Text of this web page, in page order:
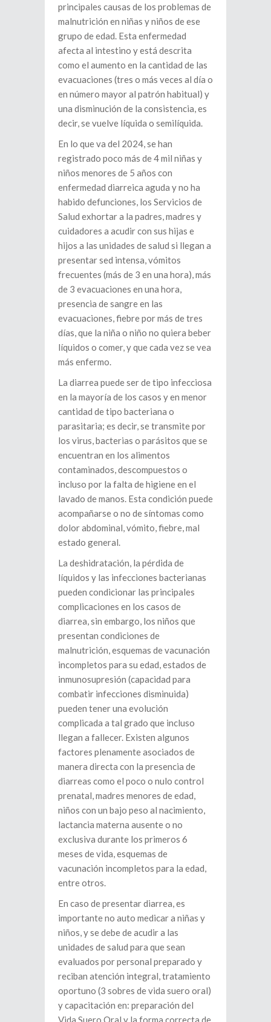
principales causas de los problemas de
malnutrición en niñas y niños de ese
grupo de edad. Esta enfermedad
afecta al intestino y está descrita
como el aumento en la cantidad de las
evacuaciones (tres o más veces al día o
en número mayor al patrón habitual) y
una disminución de la consistencia, es
decir, se vuelve líquida o semilíquida.
En lo que va del 2024, se han
registrado poco más de 4 mil niñas y
niños menores de 5 años con
enfermedad diarreica aguda y no ha
habido defunciones, los Servicios de
Salud exhortar a la padres, madres y
cuidadores a acudir con sus hijas e
hijos a las unidades de salud si llegan a
presentar sed intensa, vómitos
frecuentes (más de 3 en una hora), más
de 3 evacuaciones en una hora,
presencia de sangre en las
evacuaciones, fiebre por más de tres
días, que la niña o niño no quiera beber
líquidos o comer, y que cada vez se vea
más enfermo.
La diarrea puede ser de tipo infecciosa
en la mayoría de los casos y en menor
cantidad de tipo bacteriana o
parasitaria; es decir, se transmite por
los virus, bacterias o parásitos que se
encuentran en los alimentos
contaminados, descompuestos o
incluso por la falta de higiene en el
lavado de manos. Esta condición puede
acompañarse o no de síntomas como
dolor abdominal, vómito, fiebre, mal
estado general.
La deshidratación, la pérdida de
líquidos y las infecciones bacterianas
pueden condicionar las principales
complicaciones en los casos de
diarrea, sin embargo, los niños que
presentan condiciones de
malnutrición, esquemas de vacunación
incompletos para su edad, estados de
inmunosupresión (capacidad para
combatir infecciones disminuida)
pueden tener una evolución
complicada a tal grado que incluso
llegan a fallecer. Existen algunos
factores plenamente asociados de
manera directa con la presencia de
diarreas como el poco o nulo control
prenatal, madres menores de edad,
niños con un bajo peso al nacimiento,
lactancia materna ausente o no
exclusiva durante los primeros 6
meses de vida, esquemas de
vacunación incompletos para la edad,
entre otros.
En caso de presentar diarrea, es
importante no auto medicar a niñas y
niños, y se debe de acudir a las
unidades de salud para que sean
evaluados por personal preparado y
reciban atención integral, tratamiento
oportuno (3 sobres de vida suero oral)
y capacitación en: preparación del
Vida Suero Oral y la forma correcta de